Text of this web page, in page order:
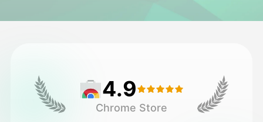
ఫోటో
ఇతర సాధనాలు
4.9
Chrome Store